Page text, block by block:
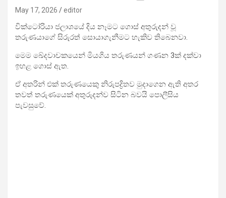
May 17, 2026 editor
වික්ටෝරියා ජලාශයේ දිය නෑමට ගොස් අතුරුදන් වූ
තරුණයාගේ සිරුරත් සොයාගැනීමට හැකිව තිබෙනවා.
මෙම ඛේදවාචකයෙන් මියගිය තරුණයන් ගණන 3ක් දක්වා
ඉහළ ගොස් ඇත.
ඒ අතරින් එක් තරුණයෙකු නිරුපද්‍රිතව මුදාගෙන ඇති අතර
තවත් තරුණයෙක් අතුරුදන්ව සිටින බවයි පොලීසිය
පැවසුවේ.